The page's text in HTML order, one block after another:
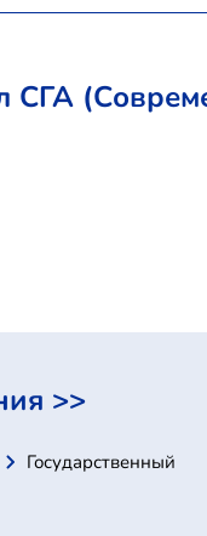
СГА
>>
Государственный